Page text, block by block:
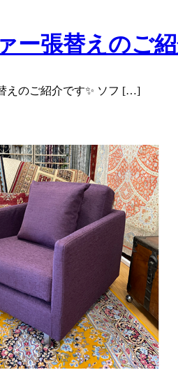
ー張替えのご
えのご紹介です✨ ソフ […]